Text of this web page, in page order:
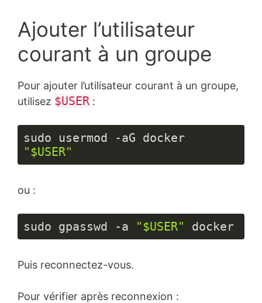
Ajouter l’utilisateur
courant à un groupe
Pour ajouter l’utilisateur courant à un groupe,
utilisez $USER :
"$USER"
code :
(javascript)
ou :
sudo gpasswd -a "$USER" docker
code :
Puis reconnectez-vous.
Pour vérifier après reconnexion :